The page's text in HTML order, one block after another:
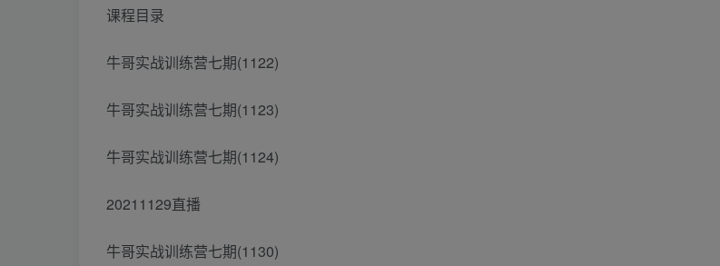
课程目录
牛哥实战训练营七期(1122)
牛哥实战训练营七期(1123)
牛哥实战训练营七期(1124)
20211129直播
牛哥实战训练营七期(1130)